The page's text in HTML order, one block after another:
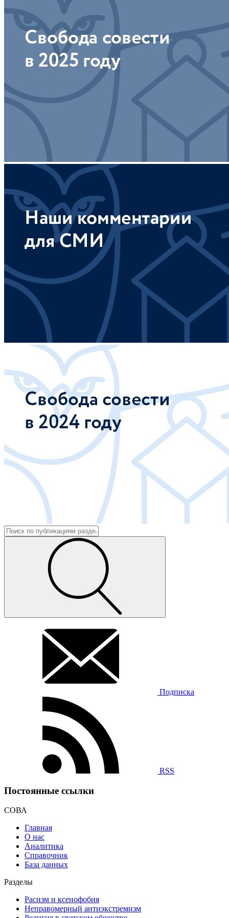
Подписка
RSS
Постоянные ссылки
СОВА
Главная
О нас
Аналитика
Справочник
База данных
Разделы
Расизм и ксенофобия
Неправомерный антиэкстремизм